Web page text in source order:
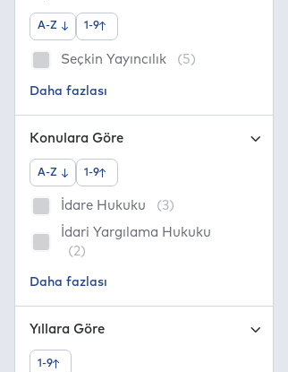
A-Z 1-9
Seçkin Yayıncılık (5)
Konulara Göre
A-Z 1-9
İdare Hukuku
(3)
İdari Yargılama Hukuku
(2)
Yıllara Göre
1-9